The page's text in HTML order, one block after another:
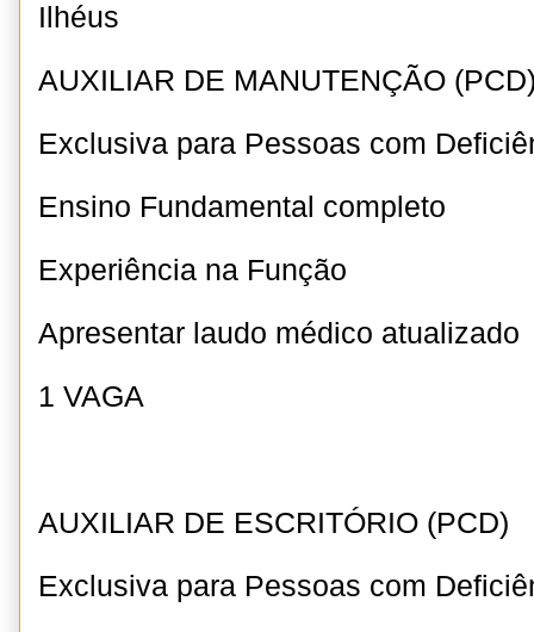
Ilhéus
AUXILIAR DE MANUTENÇÃO
Exclusiva para Pessoas com
Ensino Fundamental completo
Experiência na Função
Apresentar laudo médico atualizado
1 VAGA
AUXILIAR DE ESCRITÓRIO (PCD)
Exclusiva para Pessoas com